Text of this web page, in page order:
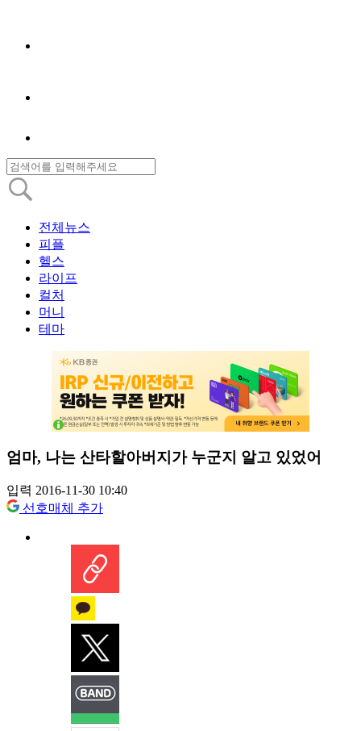
전체뉴스
피플
헬스
라이프
컬처
머니
테마
엄마, 나는 산타할아버지가 누군지 알고 있었어
입력 2016-11-30 10:40
선호매체 추가